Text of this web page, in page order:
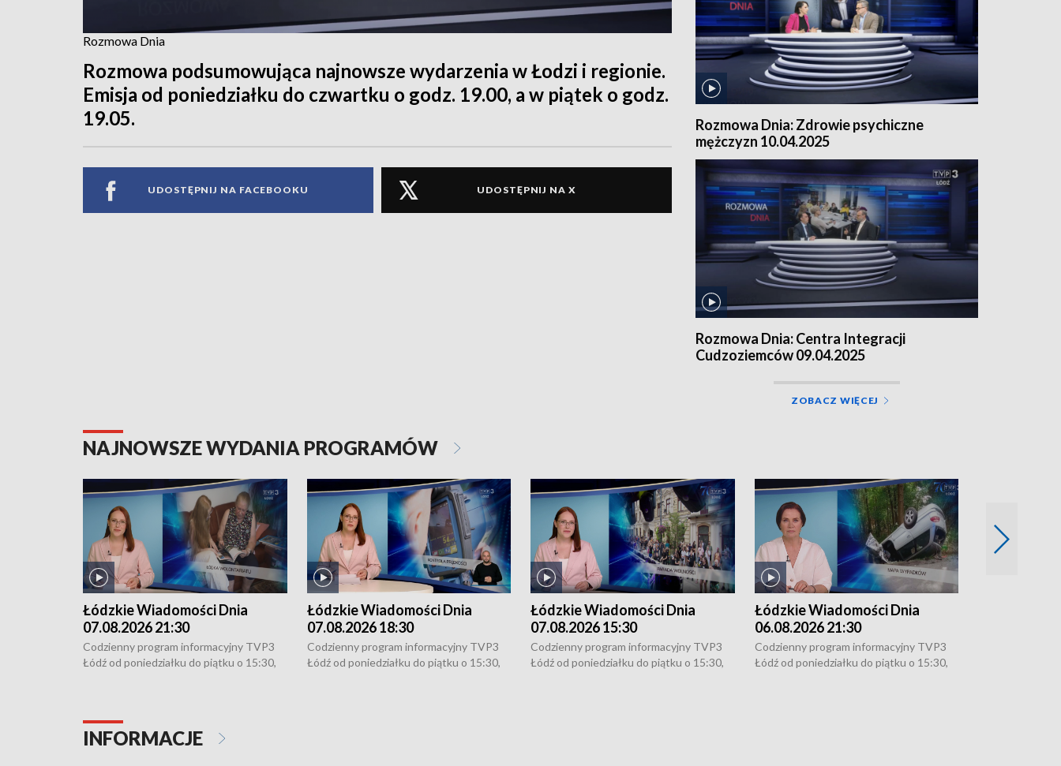
Rozmowa Dnia
Rozmowa podsumowująca najnowsze wydarzenia w Łodzi i regionie.
Emisja od poniedziałku do czwartku o godz. 19.00, a w piątek o godz.
19.05.
UDOSTĘPNIJ NA FACEBOOKU UDOSTĘPNIJ NA X
Rozmowa Dnia: Zdrowie psychiczne
mężczyzn 10.04.2025
Rozmowa Dnia: Centra Integracji
Cudzoziemców 09.04.2025
ZOBACZ WIĘCEJ
NAJNOWSZE WYDANIA PROGRAMÓW
Łódzkie Wiadomości Dnia
07.08.2026 21:30
Codzienny program informacyjny TVP3
Łódź od poniedziałku do piątku o 15:30,
Łódzkie Wiadomości Dnia
07.08.2026 18:30
Codzienny program informacyjny TVP3
Łódź od poniedziałku do piątku o 15:30,
Łódzkie Wiadomości Dnia
07.08.2026 15:30
Codzienny program informacyjny TVP3
Łódź od poniedziałku do piątku o 15:30,
Łódzkie Wiadomości Dnia
06.08.2026 21:30
Codzienny program informacyjny TVP3
Łódź od poniedziałku do piątku o 15:30,
INFORMACJE